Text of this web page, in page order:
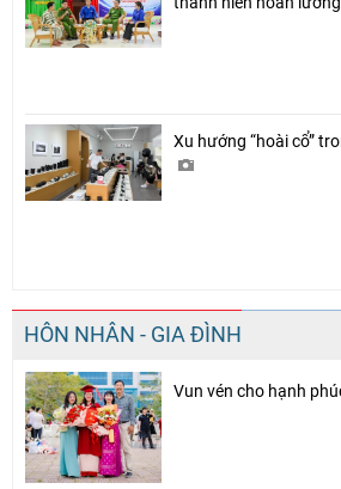
Xu hướng “hoài cổ”
HÔN NHÂN - GIA ĐÌNH
Vun vén cho hạnh